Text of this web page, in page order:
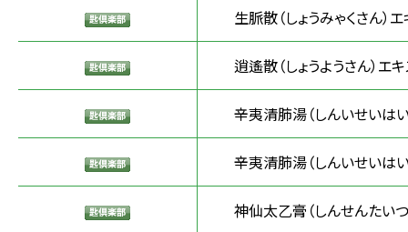
生脈散（しょうみゃくさん）
逍遙散（しょうようさん）エ
辛夷清肺湯（しんいせいは
辛夷清肺湯（しんいせいはい
神仙太乙膏（しんせんたいつ